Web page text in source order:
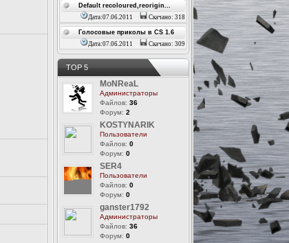
Default recoloured,reorigin...
Дата:07.06.2011
Скачано: 318
Голосовые приколы в CS 1.6
Дата:07.06.2011
Скачано: 309
ТОР 5
MoNReaL
Администраторы
Файлов: 36
Форум: 2
KOSTYNARIK
Пользователи
Файлов: 0
Форум: 0
SER4
Пользователи
Файлов: 0
Форум: 0
ganster1792
Администраторы
Файлов: 36
Форум: 0